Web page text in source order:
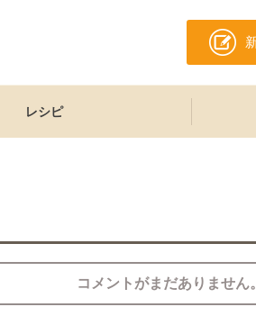
レシピ
コメントがまだありません。